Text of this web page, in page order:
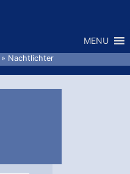
MENU
Nachtlichter